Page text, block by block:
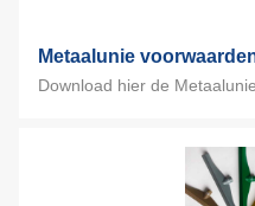
Metaalunie
Download hier de